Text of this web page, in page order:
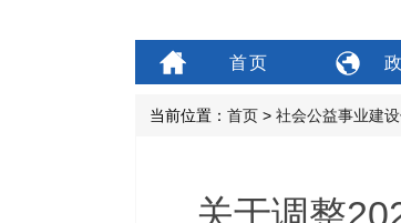
首页
当前位置： 首页 > 社会公益事业建
关于调整